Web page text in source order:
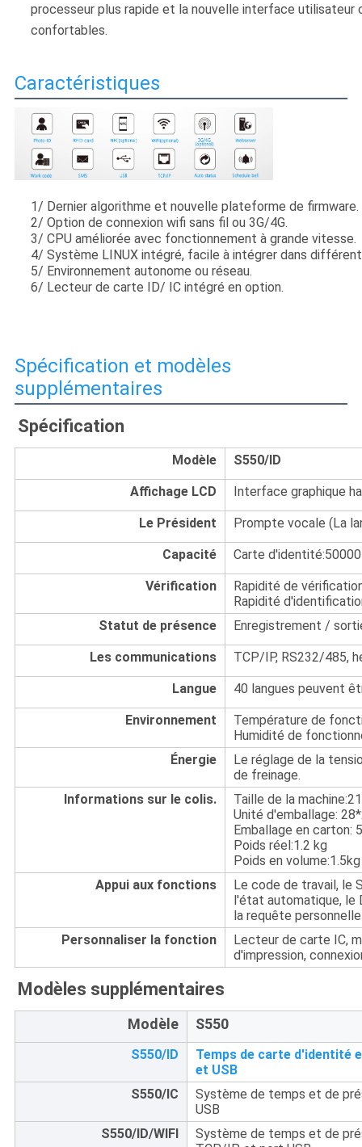
processeur plus rapide et la nouvelle interface utilisateur
confortables.
Caractéristiques
1/ Dernier algorithme et nouvelle plateforme de firmware.
2/ Option de connexion wifi sans fil ou 3G/4G.
3/ CPU améliorée avec fonctionnement à grande vitesse.
4/ Système LINUX intégré, facile à intégrer dans
5/ Environnement autonome ou réseau.
6/ Lecteur de carte ID/ IC intégré en option.
Spécification et modèles
supplémentaires
Spécification
Modèle S550/ID
Affichage LCD Interface graphique
Le Président Prompte vocale (La
Capacité Carte
Vérification
Rapidité de
Rapidité
Statut de présence
Enregistrement /
Les communications TCP/IP, RS232/485,
Langue 40 langues peuvent
Environnement
Température de
Humidité de
Énergie
Le réglage de la
de freinage.
Informations sur le colis.
Taille de la
Unité d'emballage:
Emballage en carton:
Poids réel:1.2 kg
Poids en volume:1.5kg
Appui aux fonctions
Le code de travail, le
l'état automatique, le
la requête personnelle
Personnaliser la fonction
Lecteur de carte IC,
d'impression,
Modèles supplémentaires
Modèle S550
S550/ID
Temps de carte d'identité
et USB
S550/IC
Système de temps et de
USB
S550/ID/WIFI
Système de temps et de